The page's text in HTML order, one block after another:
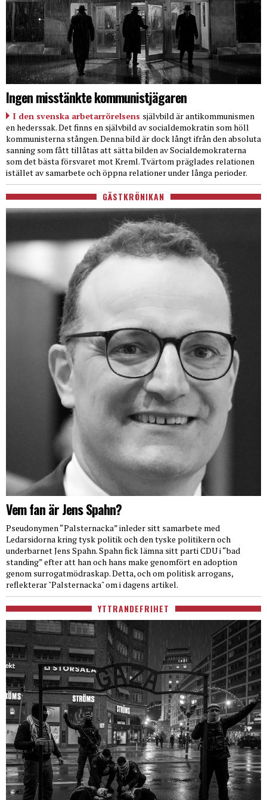
Ingen misstänkte kommunistjägaren
I den svenska arbetarrörelsens självbild är antikommunismen
en hederssak. Det finns en självbild av socialdemokratin som höll
kommunisterna stången. Denna bild är dock långt ifrån den absoluta
sanning som fått tillåtas att sätta bilden av Socialdemokraterna
som det bästa försvaret mot Kreml. Tvärtom präglades relationen
istället av samarbete och öppna relationer under långa perioder.
GÄSTKRÖNIKAN
Vem fan är Jens Spahn?
Pseudonymen “Palsternacka” inleder sitt samarbete med
Ledarsidorna kring tysk politik och den tyske politikern och
underbarnet Jens Spahn. Spahn fick lämna sitt parti CDU i “bad
standing” efter att han och hans make genomfört en adoption
genom surrogatmödraskap. Detta, och om politisk arrogans,
reflekterar "Palsternacka" om i dagens artikel.
YTTRANDEFRIHET